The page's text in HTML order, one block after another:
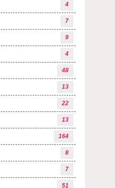
4
7
9
4
48
13
22
13
164
8
7
51